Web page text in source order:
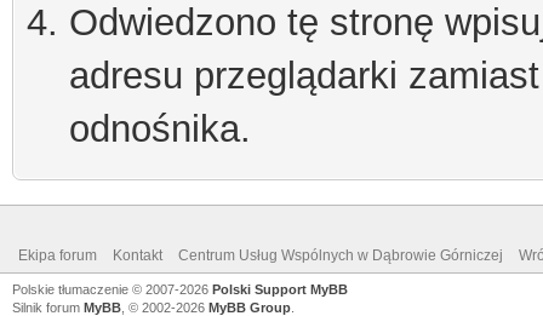
Odwiedzono tę stronę
adresu przeglądarki
odnośnika.
Ekipa forum Kontakt Centrum Usług Wspólnych w Dąbrowie Górniczej
Polskie tłumaczenie © 2007-2026 Polski Support MyBB
Silnik forum MyBB , © 2002-2026 MyBB Group